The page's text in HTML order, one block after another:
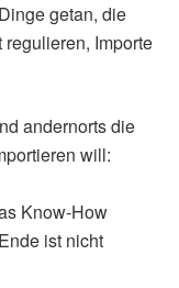
getan, die
Importe
andernorts die
will:
Know-How
ist nicht